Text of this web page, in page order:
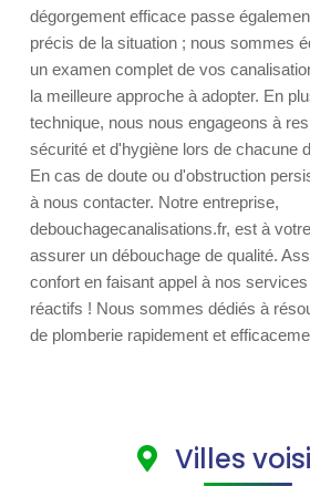
dégorgement efficace passe
précis de la situation ; nous sommes
un examen complet de vos
la meilleure approche à adopter. En
technique, nous nous engageons à
sécurité et d'hygiène lors de chacune
En cas de doute ou d'obstruction
à nous contacter. Notre entreprise,
debouchagecanalisations.fr, est à
assurer un débouchage de qualité.
confort en faisant appel à nos
réactifs ! Nous sommes dédiés à
de plomberie rapidement et
Villes